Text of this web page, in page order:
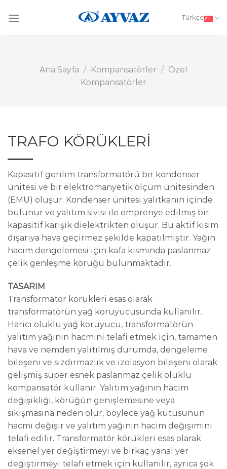
Türkçe
Ana Sayfa / Kompansatörler / Özel
Kompansatörler
TRAFO KÖRÜKLERİ
Kapasitif gerilim transformatörü bir kondenser
ünitesi ve bir elektromanyetik ölçüm ünitesinden
(EMU) oluşur. Kondenser ünitesi yalıtkanın içinde
bulunur ve yalıtım sıvısı ile emprenye edilmiş bir
kapasitif karışık dielektrikten oluşur. Bu aktif kısım
dışarıya hava geçirmez şekilde kapatılmıştır. Yağın
hacim dengelemesi için kafa kısmında paslanmaz
çelik genleşme körüğü bulunmaktadır.
TASARIM
Transformatör körükleri esas olarak
transformatörün yağ koruyucusunda kullanılır.
Harici oluklu yağ koruyucu, transformatörün
yalıtım yağının hacmini telafi etmek için, tamamen
hava ve nemden yalıtılmış durumda, dengeleme
bileşeni ve sızdırmazlık ve izolasyon bileşeni olarak
gelişmiş süper esnek paslanmaz çelik oluklu
kompansatör kullanır. Yalıtım yağının hacim
değişikliği, körüğün genişlemesine veya
sıkışmasına neden olur, böylece yağ kutusunun
hacmi değişir ve yalıtım yağının hacim değişimini
telafi edilir. Transformatör körükleri esas olarak
eksenel yer değiştirmeyi ve birkaç yanal yer
değiştirmeyi telafi etmek için kullanılır, ayrıca şok